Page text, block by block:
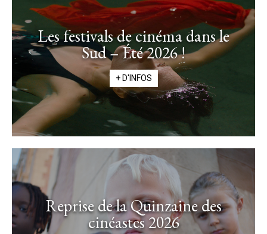
Les festivals de cinéma dans le
Sud – Été 2026 !
+ D'INFOS
Reprise de la Quinzaine des
cinéastes 2026